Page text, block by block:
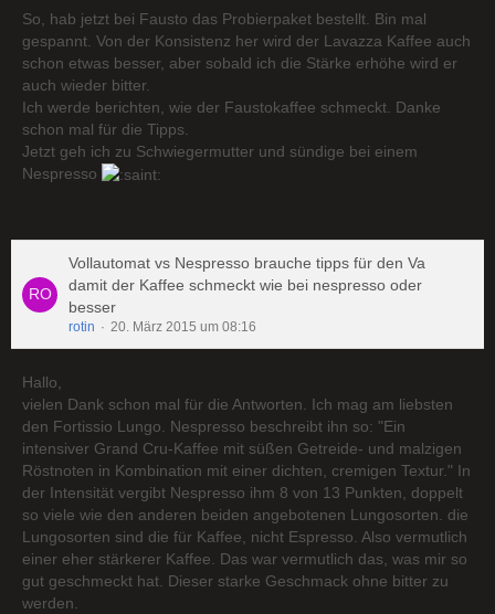
So, hab jetzt bei Fausto das Probierpaket bestellt. Bin mal
gespannt. Von der Konsistenz her wird der Lavazza Kaffee auch
schon etwas besser, aber sobald ich die Stärke erhöhe wird er
auch wieder bitter.
Ich werde berichten, wie der Faustokaffee schmeckt. Danke
schon mal für die Tipps.
Jetzt geh ich zu Schwiegermutter und sündige bei einem
Nespresso
Vollautomat vs Nespresso brauche tipps für den Va
damit der Kaffee schmeckt wie bei nespresso oder
besser
rotin 20. März 2015 um 08:16
Hallo,
vielen Dank schon mal für die Antworten. Ich mag am liebsten
den Fortissio Lungo. Nespresso beschreibt ihn so: "Ein
intensiver Grand Cru-Kaffee mit süßen Getreide- und malzigen
Röstnoten in Kombination mit einer dichten, cremigen Textur." In
der Intensität vergibt Nespresso ihm 8 von 13 Punkten, doppelt
so viele wie den anderen beiden angebotenen Lungosorten. die
Lungosorten sind die für Kaffee, nicht Espresso. Also vermutlich
einer eher stärkerer Kaffee. Das war vermutlich das, was mir so
gut geschmeckt hat. Dieser starke Geschmack ohne bitter zu
werden.